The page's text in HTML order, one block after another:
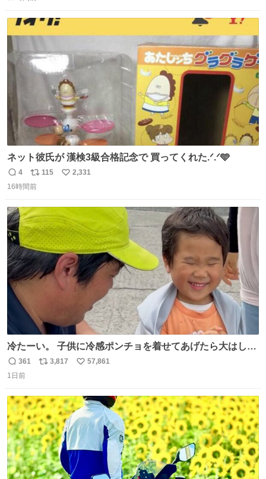
ト
数
ネット彼氏が 漢検3級合格記念で 買ってくれた.ᐟ.ᐟ🩵
返
信
4
リ
ポ
ト
数
115
い
数
2,331
16時間前
冷たーい。 子供に冷感ポンチョを着せてあげたら大はしゃ
ぎで喜んでくれました。 こんな素敵な代物を提供してくれ
た山口県の恩師に感謝。
返
信
361
リ
ト
数
3,817
い
数
57,861
1日前